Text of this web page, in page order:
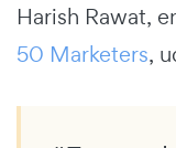
Harish Rawat,
50 Marketers,